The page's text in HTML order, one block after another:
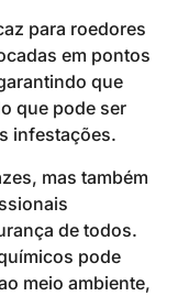
para roedores
em pontos
que
que pode ser
infestações.
mas também
de todos.
pode
meio ambiente,